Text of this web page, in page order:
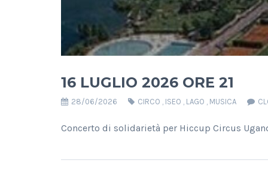
16 LUGLIO 2026 ORE 21
28/06/2026 CIRCO ISEO LAGO MUSICA
Concerto di solidarietà per Hiccup Circus